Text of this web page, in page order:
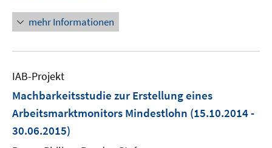
mehr Informationen
IAB-Projekt
Machbarkeitsstudie zur Erstellung eines
Arbeitsmarktmonitors Mindestlohn (15.10.2014 -
30.06.2015)